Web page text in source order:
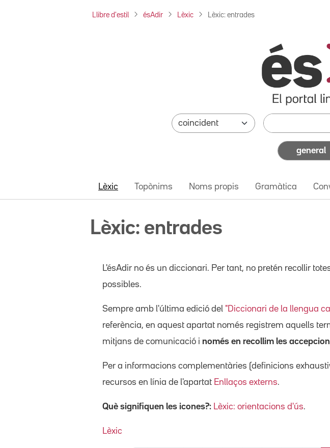
Llibre d'estil ésAdir Lèxic Lèxic: entrades
general
Lèxic Topònims Noms propis Gramàtica
Lèxic: entrades
L'ésAdir no és un diccionari. Per tant, no pretén recollir
possibles.
Sempre amb l'última edició del "Diccionari de la llengua
referència, en aquest apartat només registrem aquells
mitjans de comunicació i només en recollim les
Per a informacions complementàries (definicions
recursos en línia de l'apartat Enllaços externs.
Què signifiquen les icones?: Lèxic: orientacions d'ús.
Lèxic